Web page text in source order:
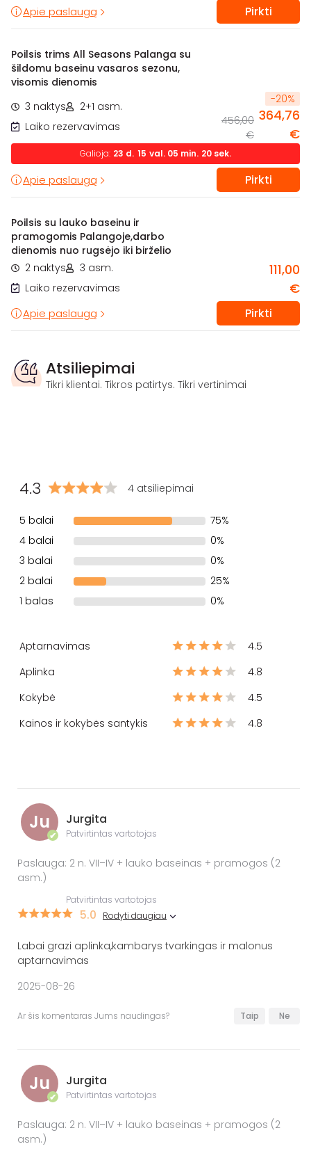
Apie paslaugą Pirkti
Poilsis trims All Seasons Palanga su
šildomu baseinu vasaros sezonu,
visomis dienomis
3 naktys
2+1 asm.
Laiko rezervavimas
-20%
456,00
€
364,76
€
Galioja: 23 d. 15 val. 05 min. 19 sek.
Apie paslaugą Pirkti
Poilsis su lauko baseinu ir
pramogomis Palangoje,darbo
dienomis nuo rugsėjo iki birželio
2 naktys
3 asm.
Laiko rezervavimas
111,00
€
Apie paslaugą Pirkti
Atsiliepimai
Tikri klientai. Tikros patirtys. Tikri vertinimai
4.3 4 atsiliepimai
5 balai
75%
4 balai
0%
3 balai
0%
2 balai
25%
1 balas
0%
Aptarnavimas
4.5
Aplinka
4.8
Kokybė
4.5
Kainos ir kokybės santykis
4.8
Ju
✔
Jurgita
Patvirtintas vartotojas
Paslauga: 2 n. VII–IV + lauko baseinas + pramogos (2
asm.)
Patvirtintas vartotojas
5.0 Rodyti daugiau
Labai grazi aplinka,kambarys tvarkingas ir malonus
aptarnavimas
2025-08-26
Ar šis komentaras Jums naudingas? Taip Ne
Ju
✔
Jurgita
Patvirtintas vartotojas
Paslauga: 2 n. VII–IV + lauko baseinas + pramogos (2
asm.)